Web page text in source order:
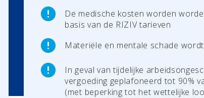
De medische kosten worden
basis van de RIZIV tarieven
Materiële en mentale schade
In geval van tijdelijke
vergoeding geplafoneerd tot 90%
(met beperking tot het wettelijke